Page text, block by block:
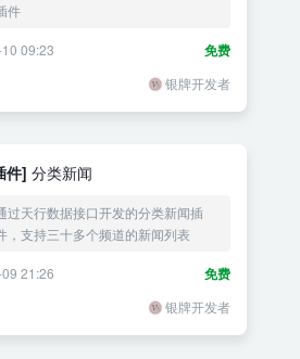
件
免费
09:23
银牌开发者
件] 分类新闻
过天行数据接口开发的分类新闻插
，支持三十多个频道的新闻列表
免费
21:26
银牌开发者